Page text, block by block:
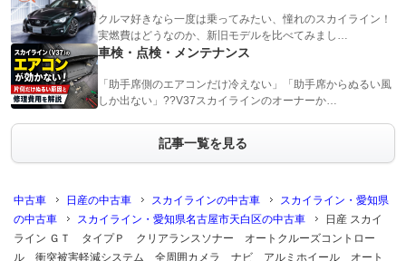
クルマ好きなら一度は乗ってみたい、憧れのスカイライン！
実燃費はどうなのか、新旧モデルを比べてみまし…
車検・点検・メンテナンス
「助手席側のエアコンだけ冷えない」「助手席からぬるい風
しか出ない」??V37スカイラインのオーナーか…
記事一覧を見る
中古車 日産の中古車 スカイラインの中古車
スカイライン・愛知県
の中古車
スカイライン・愛知県名古屋市天白区の中古車
日産 スカイ
ライン ＧＴ タイプＰ クリアランスソナー オートクルーズコントロー
ル 衝突被害軽減システム 全周囲カメラ ナビ アルミホイール オート